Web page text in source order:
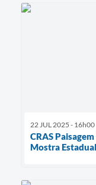
22 JUL 2025 - 16h00
CRAS
Mostra